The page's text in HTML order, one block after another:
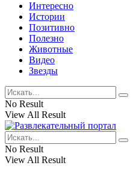
Интересно
Истории
Позитивно
Полезно
Животные
Видео
Звезды
No Result
View All Result
No Result
View All Result